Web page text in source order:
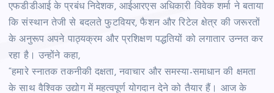
एफडीडीआई के प्रबंध निदेशक, आईआरएस अधिकारी विवेक शर्मा ने बताया
कि संस्थान तेजी से बदलते फुटवियर, फैशन और रिटेल क्षेत्र की जरूरतों
के अनुरूप अपने पाठ्यक्रम और प्रशिक्षण पद्धतियों को लगातार उन्नत कर
रहा है। उन्होंने कहा,
“हमारे स्नातक तकनीकी दक्षता, नवाचार और समस्या-समाधान की क्षमता
के साथ वैश्विक उद्योग में महत्वपूर्ण योगदान देने को तैयार हैं। आज के